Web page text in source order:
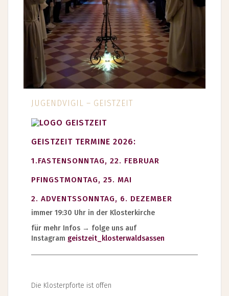
JUGENDVIGIL – GEISTZEIT
GEISTZEIT TERMINE 2026:
1.FASTENSONNTAG, 22. FEBRUAR
PFINGSTMONTAG, 25. MAI
2. ADVENTSSONNTAG, 6. DEZEMBER
immer 19:30 Uhr in der Klosterkirche
für mehr Infos → folge uns auf
Instagram geistzeit_klosterwaldsassen
Die Klosterpforte ist offen